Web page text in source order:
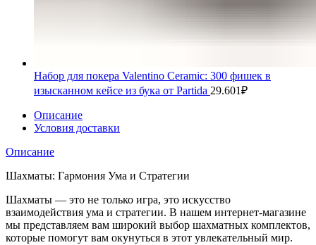
Набор для покера Valentino Ceramic: 300 фишек в
изысканном кейсе из бука от Partida 29.601₽
Описание
Условия доставки
Описание
Шахматы: Гармония Ума и Стратегии
Шахматы — это не только игра, это искусство
взаимодействия ума и стратегии. В нашем интернет-магазине
мы представляем вам широкий выбор шахматных комплектов,
которые помогут вам окунуться в этот увлекательный мир.